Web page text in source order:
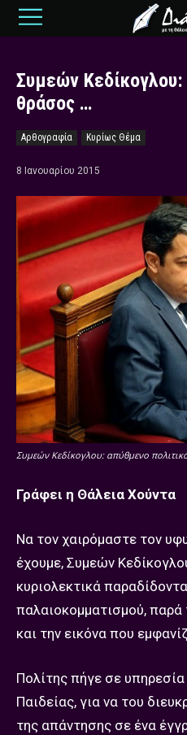
Συμεών
θράσος …
Αρθογραφία Κυρίως Θέμα
8 Ιανουαρίου 2015
Συμεών Κεδίκογλου: απύθμενο
Γράφει η Θάλεια Χούντα
Να τον χαιρόμαστε τον
έχουμε, Συμεών
κυριολεκτικά
παλαιοκομματισμού, παρά
και την εικόνα που
Πολίτης πήγε σε
Παιδείας, για να του
της απάντησης σε ένα